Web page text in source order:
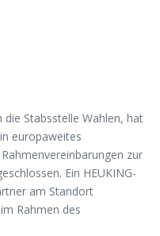
Stabsstelle Wahlen, hat
europaweites
zur
Ein HEUKING-
am Standort
Rahmen des